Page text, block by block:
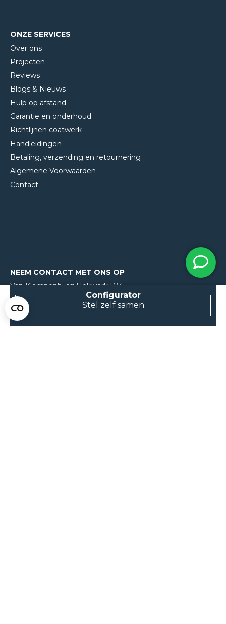
ONZE SERVICES
Over ons
Projecten
Reviews
Blogs & Nieuws
Hulp op afstand
Garantie en onderhoud
Richtlijnen coatwerk
Handleidingen
Betaling, verzending en retournering
Algemene Voorwaarden
Contact
NEEM CONTACT MET ONS OP
Van Klompenburg Hekwerk B.V.
De Rietkraag 11
8082 AA Elburg
0525 216 070
Stel zelf samen